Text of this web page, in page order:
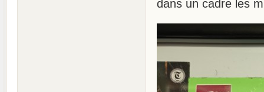
dans un cadre les